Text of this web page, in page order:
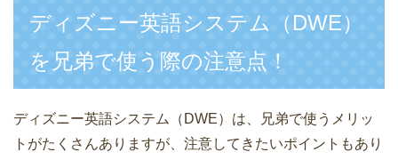
ディズニー英語システム（DWE）
を兄弟で使う際の注意点！
ディズニー英語システム（DWE）は、兄弟で使うメリッ
トがたくさんありますが、注意してきたいポイントもあり